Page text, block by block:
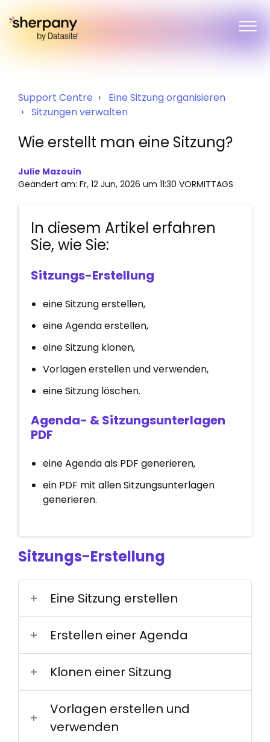
Support Centre
Eine Sitzung organisieren
Sitzungen verwalten
Wie erstellt man eine Sitzung?
Julie Mazouin
Geändert am: Fr, 12 Jun, 2026 um 11:30 VORMITTAGS
In diesem Artikel erfahren
Sie, wie Sie:
Sitzungs-Erstellung
eine Sitzung erstellen,
eine Agenda erstellen,
eine Sitzung klonen,
Vorlagen erstellen und verwenden,
eine Sitzung löschen.
Agenda- & Sitzungsunterlagen
PDF
eine Agenda als PDF generieren,
ein PDF mit allen Sitzungsunterlagen
generieren.
Sitzungs-Erstellung
Eine Sitzung erstellen
Erstellen einer Agenda
Klonen einer Sitzung
Vorlagen erstellen und
verwenden